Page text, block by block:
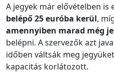
A jegyek már elővételben is
belépő 25 euróba kerül,
amennyiben marad még
belépni. A szervezők azt
időben váltsák meg
kapacitás korlátozott.